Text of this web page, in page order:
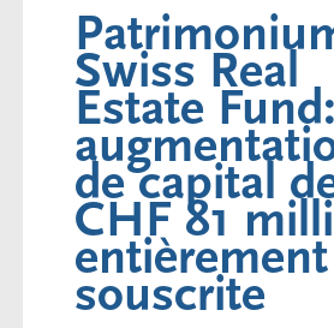
Swiss Real
Estate Fund:
de capital
CHF 81
entièrement
souscrite